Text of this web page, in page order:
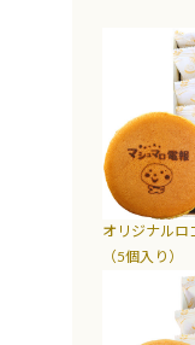
オリジナルロ
（5個入り）